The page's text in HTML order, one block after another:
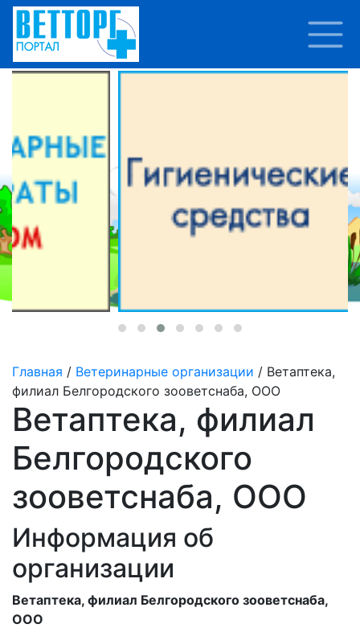
Главная / Ветеринарные организации / Ветаптека,
филиал Белгородского зооветснаба, ООО
Ветаптека, филиал
Белгородского
зооветснаба, ООО
Информация об
организации
Ветаптека, филиал Белгородского зооветснаба,
ООО